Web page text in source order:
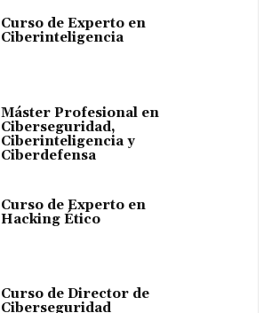
Curso de Experto en
Ciberinteligencia
Máster Profesional en
Ciberseguridad,
Ciberinteligencia y
Ciberdefensa
Curso de Experto en
Hacking Ético
Curso de Director de
Ciberseguridad